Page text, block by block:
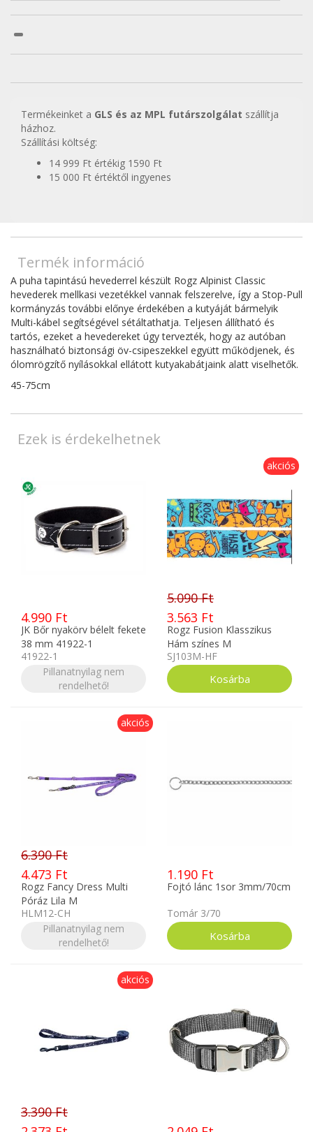
Termékeinket a GLS és az MPL futárszolgálat szállítja
házhoz.
Szállítási költség:
14 999 Ft értékig 1590 Ft
15 000 Ft értéktől ingyenes
Termék információ
A puha tapintású hevederrel készült Rogz Alpinist Classic
hevederek mellkasi vezetékkel vannak felszerelve, így a Stop-Pull
kormányzás további előnye érdekében a kutyáját bármelyik
Multi-kábel segítségével sétáltathatja. Teljesen állítható és
tartós, ezeket a hevedereket úgy tervezték, hogy az autóban
használható biztonsági öv-csipeszekkel együtt működjenek, és
ólomrögzítő nyílásokkal ellátott kutyakabátjaink alatt viselhetők.
45-75cm
Ezek is érdekelhetnek
4.990 Ft
JK Bőr nyakörv bélelt fekete
38 mm 41922-1
41922-1
Pillanatnyilag nem
rendelhető!
akciós
5.090 Ft
3.563 Ft
Rogz Fusion Klasszikus
Hám színes M
SJ103M-HF
akciós
6.390 Ft
4.473 Ft
Rogz Fancy Dress Multi
Póráz Lila M
HLM12-CH
Pillanatnyilag nem
rendelhető!
1.190 Ft
Fojtó lánc 1sor 3mm/70cm
Tomár 3/70
akciós
3.390 Ft